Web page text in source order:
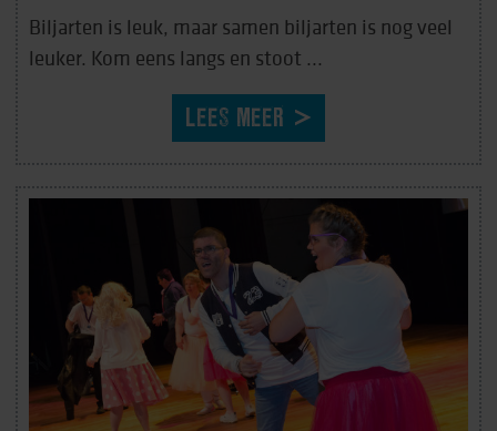
Biljarten is leuk, maar samen biljarten is nog veel
leuker. Kom eens langs en stoot ...
LEES MEER